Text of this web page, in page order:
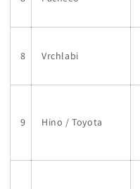
8 Vrchlabi
9 Hino / Toyota